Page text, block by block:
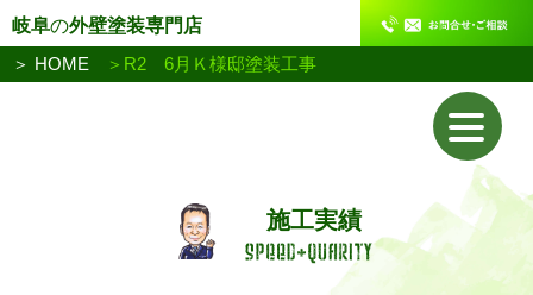
岐阜の外壁塗装専門店
＞ HOME ＞ R2 6月Ｋ様邸塗装工事
施工実績